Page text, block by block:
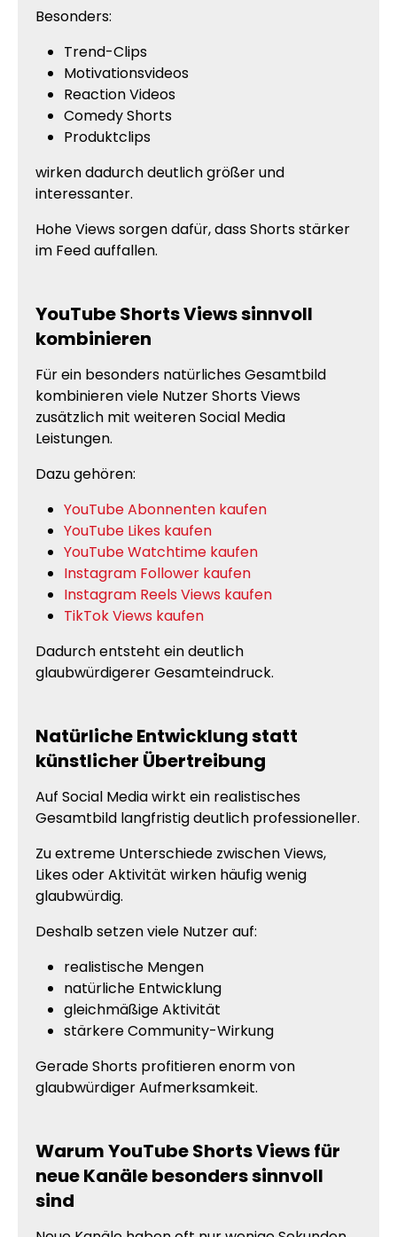
Besonders:
Trend-Clips
Motivationsvideos
Reaction Videos
Comedy Shorts
Produktclips
wirken dadurch deutlich größer und
interessanter.
Hohe Views sorgen dafür, dass Shorts stärker
im Feed auffallen.
YouTube Shorts Views sinnvoll
kombinieren
Für ein besonders natürliches Gesamtbild
kombinieren viele Nutzer Shorts Views
zusätzlich mit weiteren Social Media
Leistungen.
Dazu gehören:
YouTube Abonnenten kaufen
YouTube Likes kaufen
YouTube Watchtime kaufen
Instagram Follower kaufen
Instagram Reels Views kaufen
TikTok Views kaufen
Dadurch entsteht ein deutlich
glaubwürdigerer Gesamteindruck.
Natürliche Entwicklung statt
künstlicher Übertreibung
Auf Social Media wirkt ein realistisches
Gesamtbild langfristig deutlich professioneller.
Zu extreme Unterschiede zwischen Views,
Likes oder Aktivität wirken häufig wenig
glaubwürdig.
Deshalb setzen viele Nutzer auf:
realistische Mengen
natürliche Entwicklung
gleichmäßige Aktivität
stärkere Community-Wirkung
Gerade Shorts profitieren enorm von
glaubwürdiger Aufmerksamkeit.
Warum YouTube Shorts Views für
neue Kanäle besonders sinnvoll
sind